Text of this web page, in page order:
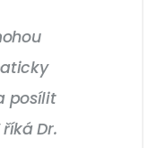
posílit
Dr.